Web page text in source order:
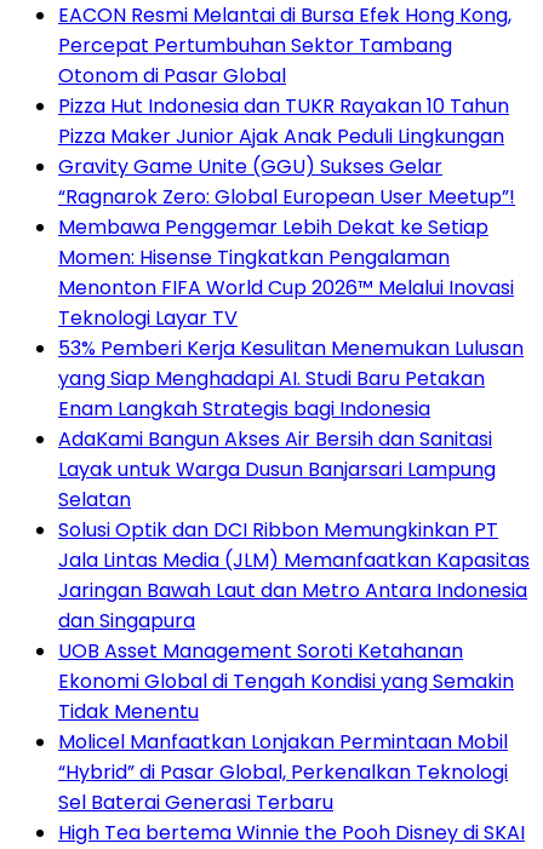
EACON Resmi Melantai di Bursa Efek Hong Kong,
Percepat Pertumbuhan Sektor Tambang
Otonom di Pasar Global
Pizza Hut Indonesia dan TUKR Rayakan 10 Tahun
Pizza Maker Junior Ajak Anak Peduli Lingkungan
Gravity Game Unite (GGU) Sukses Gelar
“Ragnarok Zero: Global European User Meetup”!
Membawa Penggemar Lebih Dekat ke Setiap
Momen: Hisense Tingkatkan Pengalaman
Menonton FIFA World Cup 2026™ Melalui Inovasi
Teknologi Layar TV
53% Pemberi Kerja Kesulitan Menemukan Lulusan
yang Siap Menghadapi AI. Studi Baru Petakan
Enam Langkah Strategis bagi Indonesia
AdaKami Bangun Akses Air Bersih dan Sanitasi
Layak untuk Warga Dusun Banjarsari Lampung
Selatan
Solusi Optik dan DCI Ribbon Memungkinkan PT
Jala Lintas Media (JLM) Memanfaatkan Kapasitas
Jaringan Bawah Laut dan Metro Antara Indonesia
dan Singapura
UOB Asset Management Soroti Ketahanan
Ekonomi Global di Tengah Kondisi yang Semakin
Tidak Menentu
Molicel Manfaatkan Lonjakan Permintaan Mobil
“Hybrid” di Pasar Global, Perkenalkan Teknologi
Sel Baterai Generasi Terbaru
High Tea bertema Winnie the Pooh Disney di SKAI